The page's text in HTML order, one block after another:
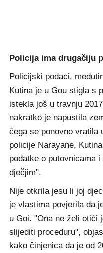
Policija ima drugačiju
Policijski podaci,
Kutina je u Gou stigla s
istekla još u travnju
nakratko je napustila
čega se ponovno vratila
policije Narayane,
podatke o putovnicama
dječjim".
Nije otkrila jesu li joj
je vlastima povjerila da
u Goi. "Ona ne želi otići
slijediti proceduru",
kako činjenica da je od